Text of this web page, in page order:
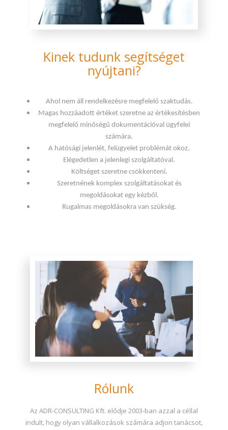
Kinek tudunk segítséget
nyújtani?
Ahol nem áll rendelkezésre megfelelő szaktudás.
Magas hozzáadott értéket szeretne az értékesítésben
megfelelő minőségű dokumentációval ügyfelei
számára.
A hatósági jelenlét, felügyelet problémát okoz.
Elégedetlen a jelenlegi szolgáltatóval.
Költséget szeretne csökkenteni.
Szeretnének komplex szolgáltatásokat és
megoldásokat egy kézből.
Rugalmas megoldásokra van szükség.
Rólunk
Az ADR-CONSULTING Kft. elődje 2003-ban azzal a céllal
indult, hogy olyan vállalkozások számára adjon tanácsot,